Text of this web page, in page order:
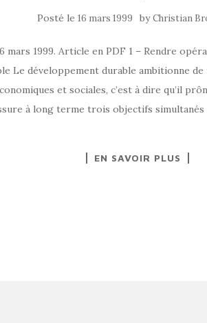
Posté le16 mars 1999 byChristian
mars 1999. Article en PDF 1 – Rendre
Le développement durable ambitionne
et sociales, c’est à dire qu’il
à long terme trois objectifs
EN SAVOIR PLUS